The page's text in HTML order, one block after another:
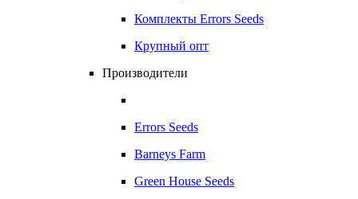
Комплекты Errors Seeds
Крупный опт
Производители
Errors Seeds
Barneys Farm
Green House Seeds